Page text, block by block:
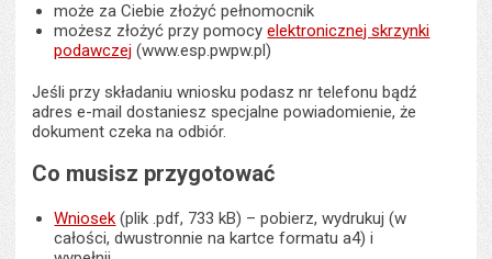
może za Ciebie złożyć pełnomocnik
możesz złożyć przy pomocyelektronicznej skrzynki
podawczej (www.esp.pwpw.pl)
Jeśli przy składaniu wniosku podasz nr telefonu bądź
adres e-mail dostaniesz specjalne powiadomienie, że
dokument czeka na odbiór.
Co musisz przygotować
Wniosek (plik .pdf, 733 kB) – pobierz, wydrukuj (w
całości, dwustronnie na kartce formatu a4) i